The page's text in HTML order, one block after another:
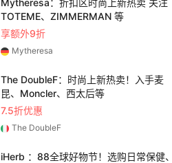
TOTEME、ZIMMERMAN 等
享额外9折
Mytheresa
The DoubleF：时尚上新热卖！入手麦
昆、Moncler、西太后等
7.5折优惠
The DoubleF
iHerb ：88全球好物节！选购日常保健、